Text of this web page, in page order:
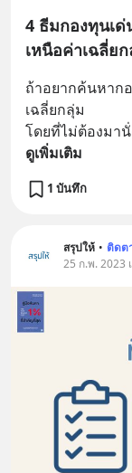
4 ธีมกองทุนเ
เหนือค่าเฉลี่ย
ถ้าอยากค้นหาก
เฉลี่ยกลุ่ม
โดยที่ไม่ต้องมา
ดูเพิ่มเติม
1 บันทึก
สรุปให้ • ติดต
25 ก.พ. 2023